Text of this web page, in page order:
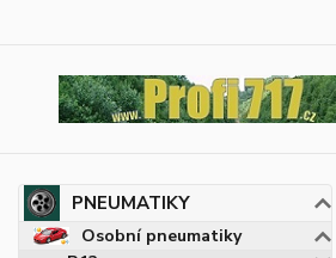
PNEUMATIKY
Osobní pneumatiky